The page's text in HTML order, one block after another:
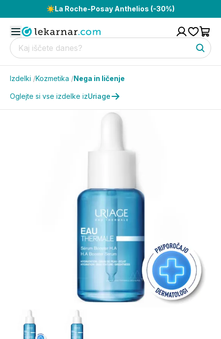
☀️La Roche-Posay Anthelios (-30%)
Izdelki /Kozmetika /Nega in ličenje
Oglejte si vse izdelke izUriage